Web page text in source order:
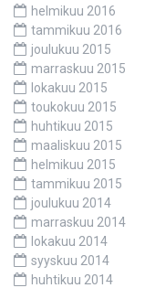
helmikuu 2016
tammikuu 2016
joulukuu 2015
marraskuu 2015
lokakuu 2015
toukokuu 2015
huhtikuu 2015
maaliskuu 2015
helmikuu 2015
tammikuu 2015
joulukuu 2014
marraskuu 2014
lokakuu 2014
syyskuu 2014
huhtikuu 2014